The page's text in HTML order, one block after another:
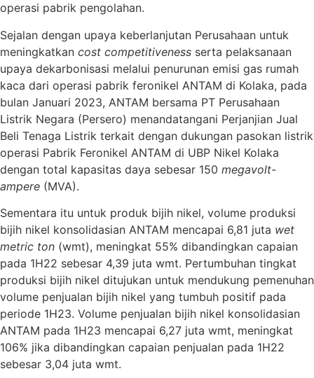
operasi pabrik pengolahan.
Sejalan dengan upaya keberlanjutan Perusahaan untuk
meningkatkan cost competitiveness serta pelaksanaan
upaya dekarbonisasi melalui penurunan emisi gas rumah
kaca dari operasi pabrik feronikel ANTAM di Kolaka, pada
bulan Januari 2023, ANTAM bersama PT Perusahaan
Listrik Negara (Persero) menandatangani Perjanjian Jual
Beli Tenaga Listrik terkait dengan dukungan pasokan listrik
operasi Pabrik Feronikel ANTAM di UBP Nikel Kolaka
dengan total kapasitas daya sebesar 150 megavolt-
ampere (MVA).
Sementara itu untuk produk bijih nikel, volume produksi
bijih nikel konsolidasian ANTAM mencapai 6,81 juta wet
metric ton (wmt), meningkat 55% dibandingkan capaian
pada 1H22 sebesar 4,39 juta wmt. Pertumbuhan tingkat
produksi bijih nikel ditujukan untuk mendukung pemenuhan
volume penjualan bijih nikel yang tumbuh positif pada
periode 1H23. Volume penjualan bijih nikel konsolidasian
ANTAM pada 1H23 mencapai 6,27 juta wmt, meningkat
106% jika dibandingkan capaian penjualan pada 1H22
sebesar 3,04 juta wmt.